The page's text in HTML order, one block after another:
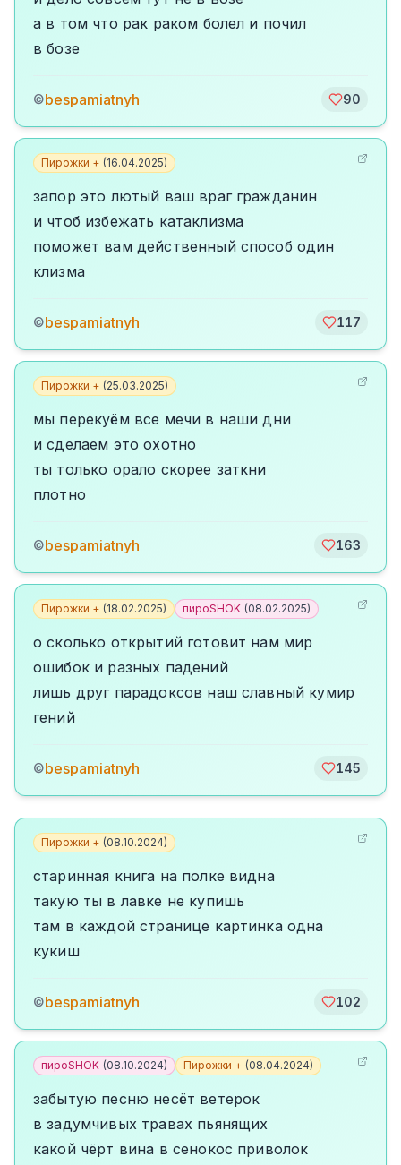
а в том что рак раком болел и почил
в бозе
©bespamiatnyh 90
Пирожки + (16.04.2025)
запор это лютый ваш враг гражданин
и чтоб избежать катаклизма
поможет вам действенный способ один
клизма
©bespamiatnyh 117
Пирожки + (25.03.2025)
мы перекуём все мечи в наши дни
и сделаем это охотно
ты только орало скорее заткни
плотно
©bespamiatnyh 163
Пирожки + (18.02.2025) пироSHOK (08.02.2025)
о сколько открытий готовит нам мир
ошибок и разных падений
лишь друг парадоксов наш славный кумир
гений
©bespamiatnyh 145
Пирожки + (08.10.2024)
старинная книга на полке видна
такую ты в лавке не купишь
там в каждой странице картинка одна
кукиш
©bespamiatnyh 102
пироSHOK (08.10.2024) Пирожки + (08.04.2024)
забытую песню несёт ветерок
в задумчивых травах пьянящих
какой чёрт вина в сенокос приволок